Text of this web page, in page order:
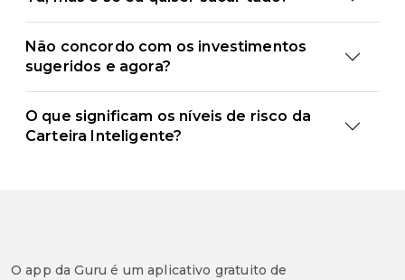
Não concordo com os investimentos
sugeridos e agora?
O que significam os níveis de risco da
Carteira Inteligente?
O app da Guru é um aplicativo gratuito de